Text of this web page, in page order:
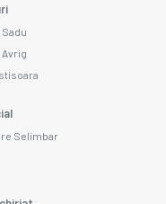
Selimbar